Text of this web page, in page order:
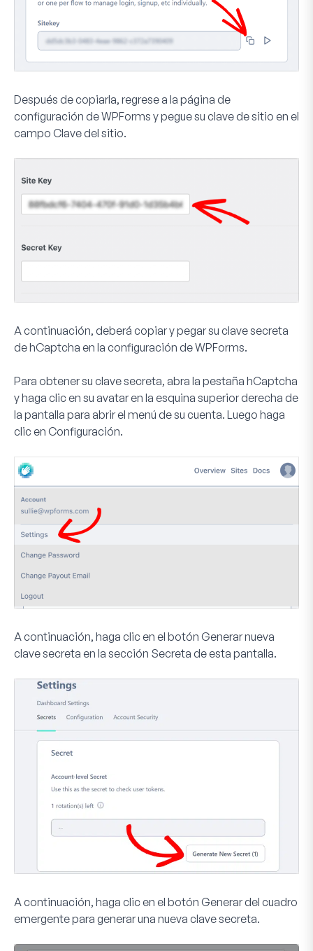
Después de copiarla, regrese a la página de
configuración de WPForms y pegue su clave de sitio en el
campo Clave del sitio.
A continuación, deberá copiar y pegar su clave secreta
de hCaptcha en la configuración de WPForms.
Para obtener su clave secreta, abra la pestaña hCaptcha
y haga clic en su avatar en la esquina superior derecha de
la pantalla para abrir el menú de su cuenta. Luego haga
clic en Configuración.
A continuación, haga clic en el botón Generar nueva
clave secreta en la sección Secreta de esta pantalla.
A continuación, haga clic en el botón Generardel cuadro
emergente para generar una nueva clave secreta.